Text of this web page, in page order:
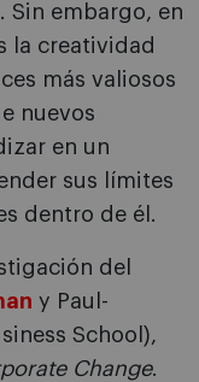
Sin embargo, en
la creatividad
más valiosos
nuevos
en un
sus límites
dentro de él.
del
y Paul-
School),
Change.